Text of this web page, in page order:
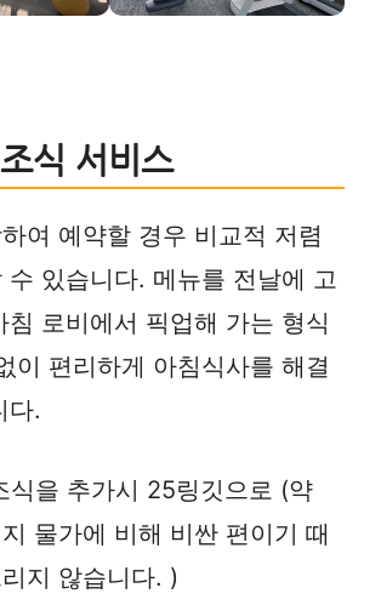
식 서비스
여 예약할 경우 비교적 저렴
수 있습니다. 메뉴를 전날에 고
침 로비에서 픽업해 가는 형식
이 편리하게 아침식사를 해결
다.
식을 추가시 25링깃으로 (약
물가에 비해 비싼 편이기 때
지 않습니다. )